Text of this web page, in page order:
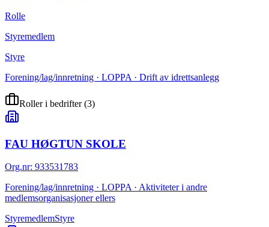
Rolle
Styremedlem
Styre
Forening/lag/innretning · LOPPA · Drift av idrettsanlegg
Roller i bedrifter(3)
FAU HØGTUN SKOLE
Org.nr: 933531783
Forening/lag/innretning · LOPPA · Aktiviteter i andre
medlemsorganisasjoner ellers
StyremedlemStyre